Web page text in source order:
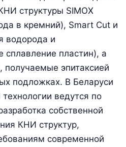
структуры SIMOX
в кремний), Smart Cut и
водорода и
сплавление пластин), а
эпитаксией
подложках. В Беларуси
ведутся по
собственной
КНИ структур,
современной